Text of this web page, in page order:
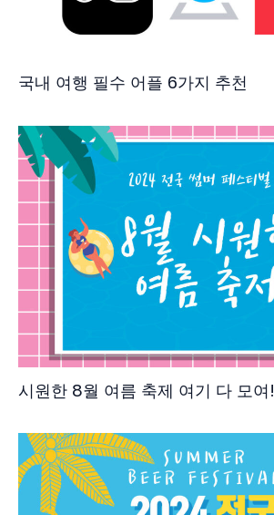
국내 여행 필수 어플 6가지 추천
시원한 8월 여름 축제 여기 다 모여!